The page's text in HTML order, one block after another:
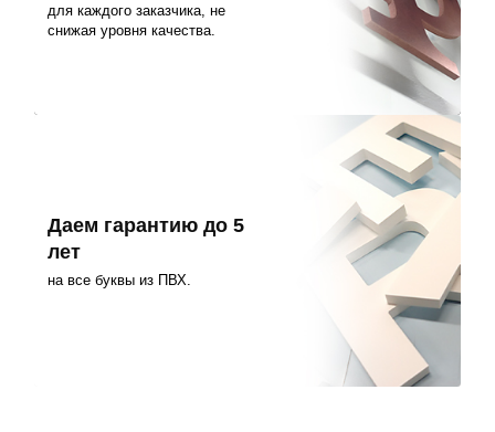
для каждого заказчика, не
снижая уровня качества.
Даем гарантию до 5
лет
на все буквы из ПВХ.